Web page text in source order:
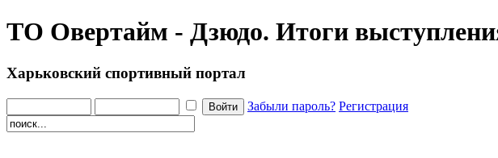
ТО Овертайм - Дзюдо. Итоги
Харьковский спортивный портал
Забыли пароль? Регистрация